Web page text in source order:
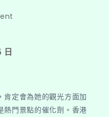
肯定會為她的觀光方面加
熱門景點的催化劑。香港